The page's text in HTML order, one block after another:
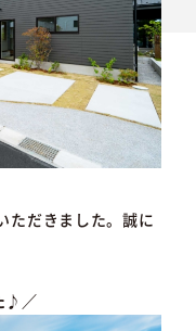
ただきました。誠に
♪／